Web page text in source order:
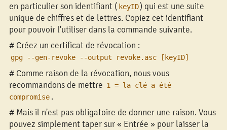
en particulier son identifiant ( keyID) qui est une suite
unique de chiffres et de lettres. Copiez cet identifiant
pour pouvoir l'utiliser dans la commande suivante.
# Créez un certificat de révocation :
gpg --gen-revoke --output revoke.asc [keyID]
# Comme raison de la révocation, nous vous
recommandons de mettre 1 = la clé a été
compromise .
# Mais il n'est pas obligatoire de donner une raison. Vous
pouvez simplement taper sur « Entrée » pour laisser la